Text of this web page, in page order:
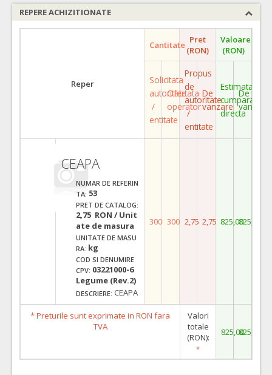
REPERE ACHIZITIONATE
Reper
Cantitate Pret
(RON)
Valoare
(RON)
Solicitata
autoritate
/
entitate
Ofertata
operator
Propus
de
autoritate
/
entitate
De
vanzare
Estimata
cumparare
directa
De
vanzare
CEAPA
NUMAR DE REFERIN
TA: 53
PRET DE CATALOG:
2,75 RON / Unit
ate de masura
UNITATE DE MASU
RA: kg
COD SI DENUMIRE
CPV: 03221000-6
Legume (Rev.2)
DESCRIERE: CEAPA
300 300 2,75 2,75 825,00825,00
* Preturile sunt exprimate in RON fara
TVA
Valori
totale
(RON):
*
825,00825,00